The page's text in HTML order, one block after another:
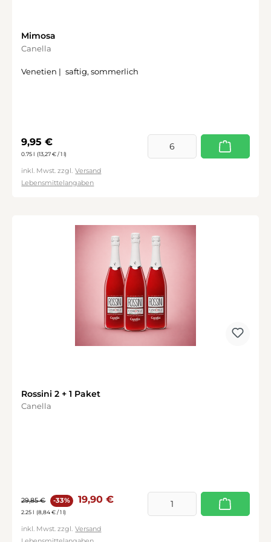
Mimosa
Canella
Venetien | saftig, sommerlich
Regulärer Preis:
9,95 €
0.75 l (13,27 € / 1 l)
inkl. Mwst. zzgl. Versand
Lebensmittelangaben
Rossini 2 + 1 Paket
Canella
Verkaufspreis:
Regulärer Preis:
29,85 € -33% 19,90 €
2.25 l (8,84 € / 1 l)
inkl. Mwst. zzgl. Versand